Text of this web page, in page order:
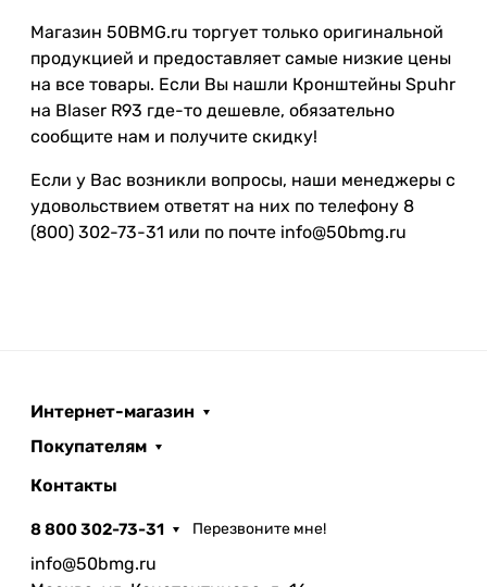
Магазин 50BMG.ru торгует только оригинальной
продукцией и предоставляет самые низкие цены
на все товары. Если Вы нашли Кронштейны Spuhr
на Blaser R93 где-то дешевле, обязательно
сообщите нам и получите скидку!
Если у Вас возникли вопросы, наши менеджеры с
удовольствием ответят на них по телефону 8
(800) 302-73-31 или по почте info@50bmg.ru
Интернет-магазин
Покупателям
Контакты
8 800 302-73-31 Перезвоните мне!
info@50bmg.ru